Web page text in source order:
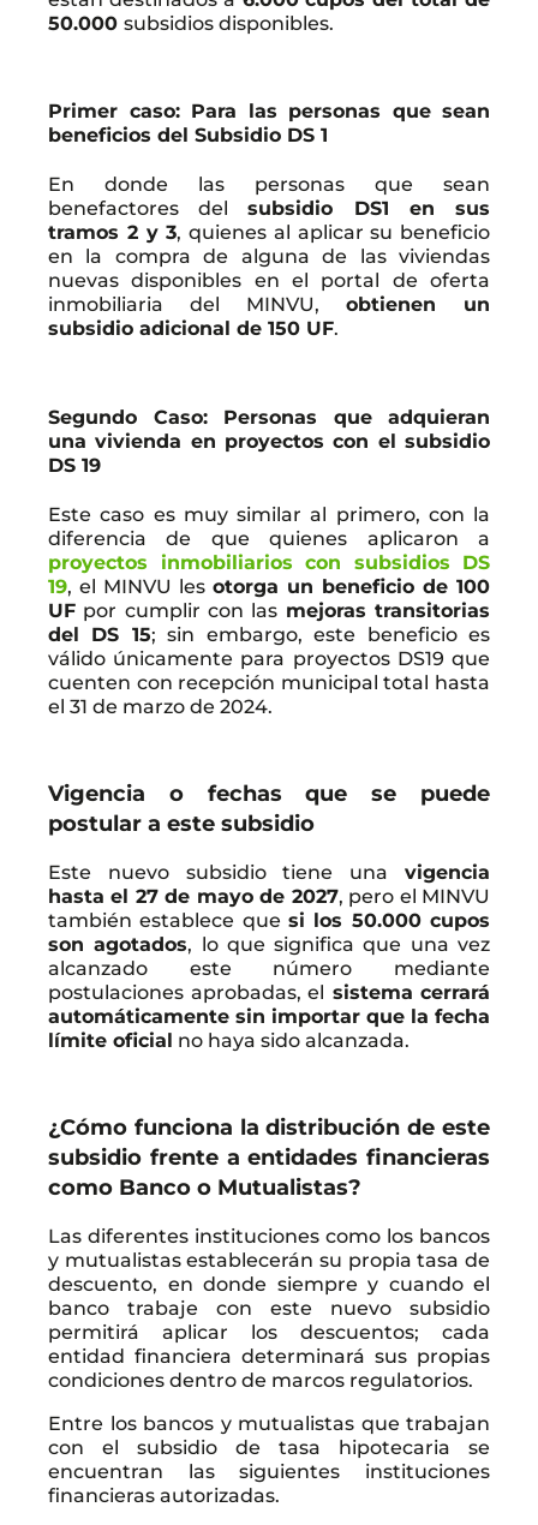
50.000 subsidios disponibles.
Primer caso: Para las personas que sean
beneficios del Subsidio DS 1
En donde las personas que sean
benefactores delsubsidio DS1 en sus
tramos 2 y 3, quienes al aplicar su beneficio
en la compra de alguna de las viviendas
nuevas disponibles en el portal de oferta
inmobiliaria del MINVU, obtienen un
subsidio adicional de 150 UF.
Segundo Caso: Personas que adquieran
una vivienda en proyectos con el subsidio
DS 19
Este caso es muy similar al primero, con la
diferencia de que quienes aplicaron a
proyectos inmobiliarios con subsidios DS
19, el MINVU les otorga un beneficio de 100
UF por cumplir con las mejoras transitorias
del DS 15; sin embargo, este beneficio es
válido únicamente para proyectos DS19 que
cuenten con recepción municipal total hasta
el 31 de marzo de 2024.
Vigencia o fechas que se puede
postular a este subsidio
Este nuevo subsidio tiene una vigencia
hasta el 27 de mayo de 2027, pero el MINVU
también establece que si los 50.000 cupos
son agotados, lo que significa que una vez
alcanzado este número mediante
postulaciones aprobadas, el sistema cerrará
automáticamente sin importar que la fecha
límite oficial no haya sido alcanzada.
¿Cómo funciona la distribución de este
subsidio frente a entidades financieras
como Banco o Mutualistas?
Las diferentes instituciones como los bancos
y mutualistas establecerán su propia tasa de
descuento, en donde siempre y cuando el
banco trabaje con este nuevo subsidio
permitirá aplicar los descuentos; cada
entidad financiera determinará sus propias
condiciones dentro de marcos regulatorios.
Entre los bancos y mutualistas que trabajan
con el subsidio de tasa hipotecaria se
encuentran las siguientes instituciones
financieras autorizadas.